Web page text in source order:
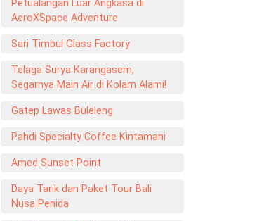
Petualangan Luar Angkasa di
AeroXSpace Adventure
Sari Timbul Glass Factory
Telaga Surya Karangasem,
Segarnya Main Air di Kolam Alami!
Gatep Lawas Buleleng
Pahdi Specialty Coffee Kintamani
Amed Sunset Point
Daya Tarik dan Paket Tour Bali
Nusa Penida